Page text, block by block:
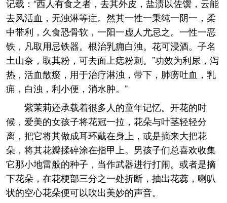
记载：“西人有食之者，去其外皮，盐渍以佐馔，云能
去风活血，无浊淋等症。然其一性一秉纯一阴一，柔
中带利，久食恐骨软，一阳一虚人尤忌之。一性一恶
铁，凡取用忌铁器。根治乳痈白浊。花可浸酒。子名
土山奈，取其粉，可去面上痣粉刺。”功效为利尿，泻
热，活血散瘀，用于治疗淋浊，带下，肺痨吐血，乳
痈，白浊，利小便，消水肿。”
紫茉莉还承载着很多人的童年记忆。开花的时
候，爱美的女孩子将花冠一拉，花朵与叶茎轻轻分
离，把它将其做成耳环戴在身上，或是摘来大把花
朵，将其花瓣揉碎涂在指甲上。男孩子们总喜欢收集
它那小地雷般的种子，当作武器进行打闹。或者是摘
下花朵，在花梗部三分之一处折断，抽出花蕊，喇叭
状的空心花朵便可以吹出美妙的声音。